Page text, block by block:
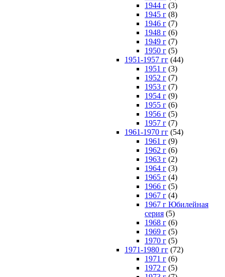
1944 г (3)
1945 г (8)
1946 г (7)
1948 г (6)
1949 г (7)
1950 г (5)
1951-1957 гг (44)
1951 г (3)
1952 г (7)
1953 г (7)
1954 г (9)
1955 г (6)
1956 г (5)
1957 г (7)
1961-1970 гг (54)
1961 г (9)
1962 г (6)
1963 г (2)
1964 г (3)
1965 г (4)
1966 г (5)
1967 г (4)
1967 г Юбилейная
серия (5)
1968 г (6)
1969 г (5)
1970 г (5)
1971-1980 гг (72)
1971 г (6)
1972 г (5)